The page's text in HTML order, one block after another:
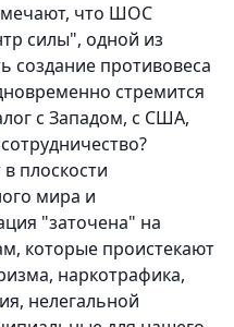
что ШОС
силы", одной из
создание противовеса
стремится
с Западом, с США,
плоскости
мира и
"заточена" на
которые проистекают
наркотрафика,
нелегальной